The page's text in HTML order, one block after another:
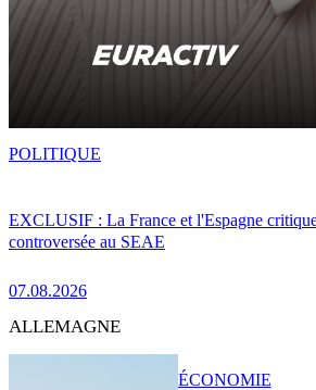
EXCLUSIF : La France et l'Espagne
controversée au SEAE
07.08.2026
POLITIQUE
ALLEMAGNE
ÉCONOMIE